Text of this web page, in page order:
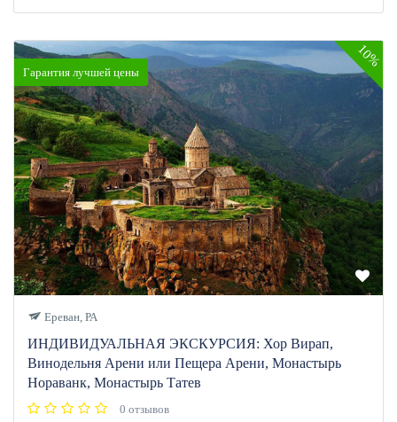
Гарантия лучшей цены
10%
Ереван, РА
ИНДИВИДУАЛЬНАЯ ЭКСКУРСИЯ: Хор Вирап,
Винодельня Арени или Пещера Арени, Монастырь
Нораванк, Монастырь Татев
0 отзывов